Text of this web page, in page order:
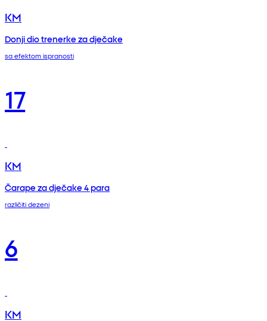
KM
Donji dio trenerke za dječake
sa efektom ispranosti
17
KM
Čarape za dječake 4 para
različiti dezeni
6
KM